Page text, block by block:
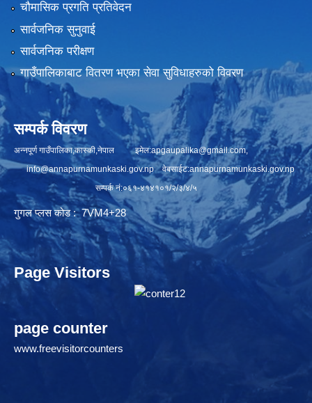
चौमासिक प्रगति प्रतिवेदन
सार्वजनिक सुनुवाई
सार्वजनिक परीक्षण
गाउँपालिकाबाट वितरण भएका सेवा सुविधाहरुको विवरण
सम्पर्क विवरण
अन्नपूर्ण गाउँपालिका,कास्की,नेपाल इमेल:apgaupalika@gmail.com,
info@annapurnamunkaski.gov.npवेबसाईट:annapurnamunkaski.gov.np
सम्पर्क नं:०६१-४१४१०१/२/३/४/५
गुगल प्लस कोड : 7VM4+28
Page Visitors
page counter
www.freevisitorcounters